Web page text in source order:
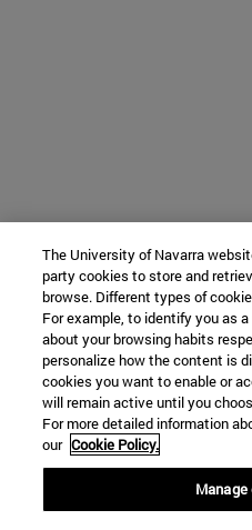
The University of Navarra
party cookies to store and
browse. Different types of
For example, to identify you as
about your browsing habits
personalize how the content is
cookies you want to enable or
will remain active until you
For more detailed information
our Cookie Policy.